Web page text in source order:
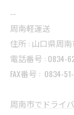
--
周南軽運送
住所 : 山口県周
電話番号 : 0834-
FAX番号 : 0834-
周南市でドライ